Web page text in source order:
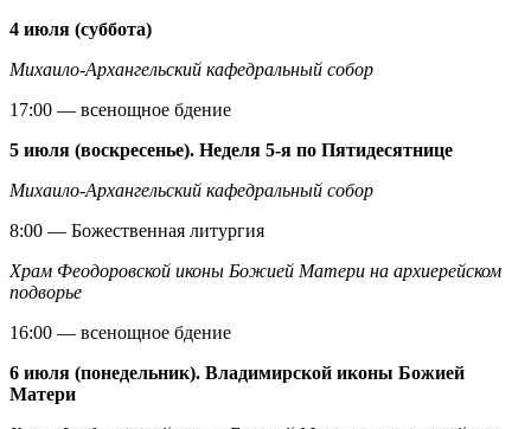
4 июля (суббота)
Михаило-Архангельский кафедральный собор
17:00 — всенощное бдение
5 июля (воскресенье). Неделя 5-я по Пятидесятнице
Михаило-Архангельский кафедральный собор
8:00 — Божественная литургия
Храм Феодоровской иконы Божией Матери на архиерейском
подворье
16:00 — всенощное бдение
6 июля (понедельник). Владимирской иконы Божией
Матери